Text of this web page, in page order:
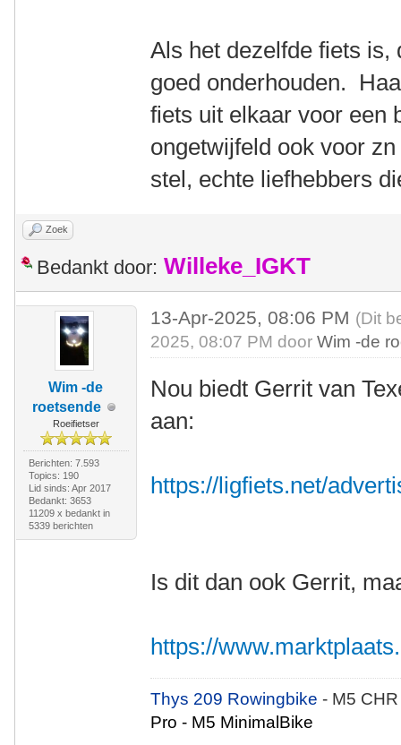
Als het dezelfde fiets
goed onderhouden.
fiets uit elkaar voor een
ongetwijfeld ook voor
stel, echte liefhebbers
Zoek
Bedankt door: Willeke_IGKT
Wim -de
roetsende
Roeifietser
Berichten: 7.593
Topics: 190
Lid sinds: Apr 2017
Bedankt: 3653
11209 x bedankt in
5339 berichten
13-Apr-2025, 08:06 PM (Dit
2025, 08:07 PM doorWim -de
Nou biedt Gerrit van
aan:
https://ligfiets.net/
Is dit dan ook Gerrit,
https://
Thys 209 Rowingbike- M5
Pro - M5 MinimalBike